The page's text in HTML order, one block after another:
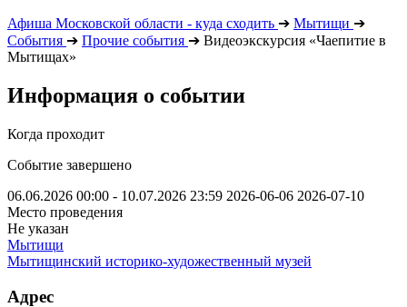
Афиша Московской области - куда сходить ➔ Мытищи ➔
События ➔ Прочие события ➔ Видеоэкскурсия «Чаепитие в
Мытищах»
Информация о событии
Когда проходит
Событие завершено
06.06.2026 00:00 - 10.07.2026 23:59 2026-06-06 2026-07-10
Место проведения
Не указан
Мытищи
Мытищинский историко-художественный музей
Адрес